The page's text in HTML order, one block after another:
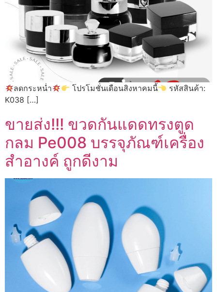
ลดกระหน่ำ โปรโมชั่นเดือนสิงหาคมนี้
รหัสสินค้า:
K038 […]
ขายส่ง!!! ขวดกันแดดทรงตูด
กลม Pe008 บรรจุภัณฑ์เครื่อง
สำอางค์ ถูกดีงาม